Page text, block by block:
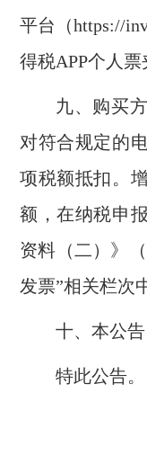
平台（https://
得税APP个人
九、购买
对符合规定的
项税额抵扣。
额，在纳税申
资料（二）》
发票”相关栏次
十、本公告
特此公告。